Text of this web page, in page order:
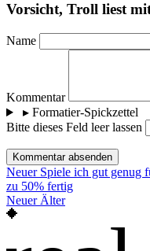
Vorsicht, Troll liest
Name
Kommentar
▸Formatier-Spickzettel
Bitte dieses Feld leer lassen
Kommentar absenden
Neuer Spiele ich gut genug
zu 50% fertig
Neuer Älter